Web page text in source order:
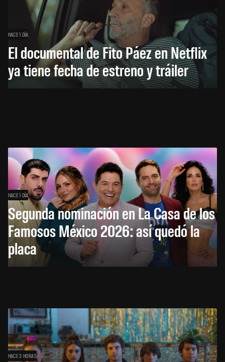
HACE 1 DÍA
El documental de Fito Páez en Netflix
ya tiene fecha de estreno y tráiler
HACE 1 DÍA
Segunda nominación en La Casa de los
Famosos México 2026: así quedó la
placa
HACE 3 HORAS